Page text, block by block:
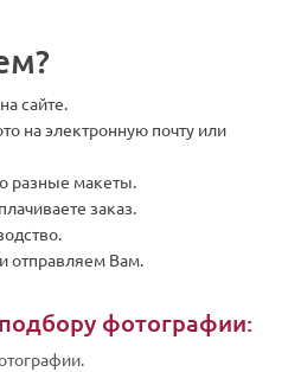
сайте.
на электронную почту или
разные макеты.
заказ.
отправляем Вам.
фотографии: